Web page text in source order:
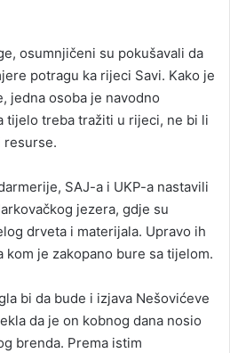
osumnjičeni su pokušavali da
potragu ka rijeci Savi. Kako je
jedna osoba je navodno
tijelo treba tražiti u rijeci, ne bi li
resurse.
SAJ-a i UKP-a nastavili
jezera, gdje su
drveta i materijala. Upravo ih
kom je zakopano bure sa tijelom.
bi da bude i izjava Nešovićeve
da je on kobnog dana nosio
brenda. Prema istim